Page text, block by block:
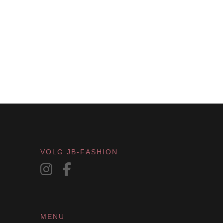
VOLG JB-FASHION
MENU